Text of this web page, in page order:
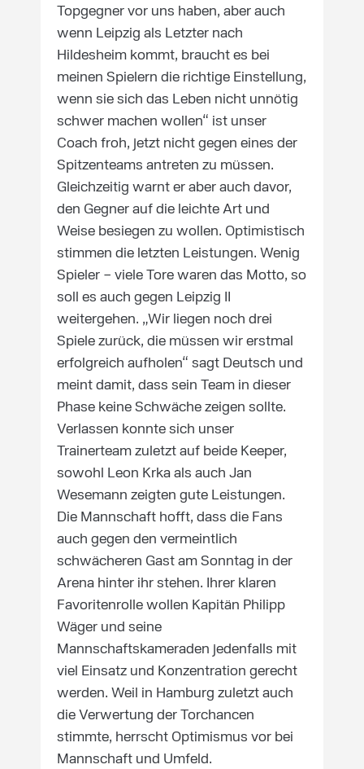
Topgegner vor uns haben, aber auch
wenn Leipzig als Letzter nach
Hildesheim kommt, braucht es bei
meinen Spielern die richtige Einstellung,
wenn sie sich das Leben nicht unnötig
schwer machen wollen“ ist unser
Coach froh, jetzt nicht gegen eines der
Spitzenteams antreten zu müssen.
Gleichzeitig warnt er aber auch davor,
den Gegner auf die leichte Art und
Weise besiegen zu wollen. Optimistisch
stimmen die letzten Leistungen. Wenig
Spieler – viele Tore waren das Motto, so
soll es auch gegen Leipzig II
weitergehen. „Wir liegen noch drei
Spiele zurück, die müssen wir erstmal
erfolgreich aufholen“ sagt Deutsch und
meint damit, dass sein Team in dieser
Phase keine Schwäche zeigen sollte.
Verlassen konnte sich unser
Trainerteam zuletzt auf beide Keeper,
sowohl Leon Krka als auch Jan
Wesemann zeigten gute Leistungen.
Die Mannschaft hofft, dass die Fans
auch gegen den vermeintlich
schwächeren Gast am Sonntag in der
Arena hinter ihr stehen. Ihrer klaren
Favoritenrolle wollen Kapitän Philipp
Wäger und seine
Mannschaftskameraden jedenfalls mit
viel Einsatz und Konzentration gerecht
werden. Weil in Hamburg zuletzt auch
die Verwertung der Torchancen
stimmte, herrscht Optimismus vor bei
Mannschaft und Umfeld.